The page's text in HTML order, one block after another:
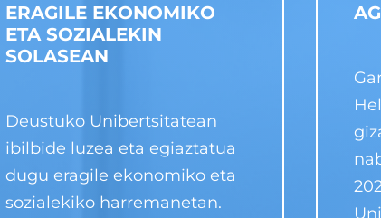
ERAGILE EKONOMIKO
ETA SOZIALEKIN
SOLASEAN
Deustuko Unibertsitatean
ibilbide luzea eta egiaztatua
dugu eragile ekonomiko eta
sozialekiko harremanetan.